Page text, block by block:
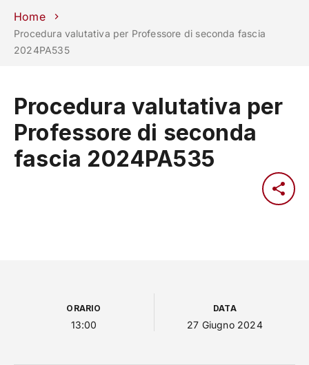
Scuole Dipartimenti
Unipd
stampa
noi
phone mail
CAMPUS
IMPRESE E IMPATTO
Home
Procedura valutativa per Professore di seconda fascia
2024PA535
Procedura valutativa per
Professore di seconda
fascia 2024PA535
ORARIO
13:00
DATA
27 Giugno 2024